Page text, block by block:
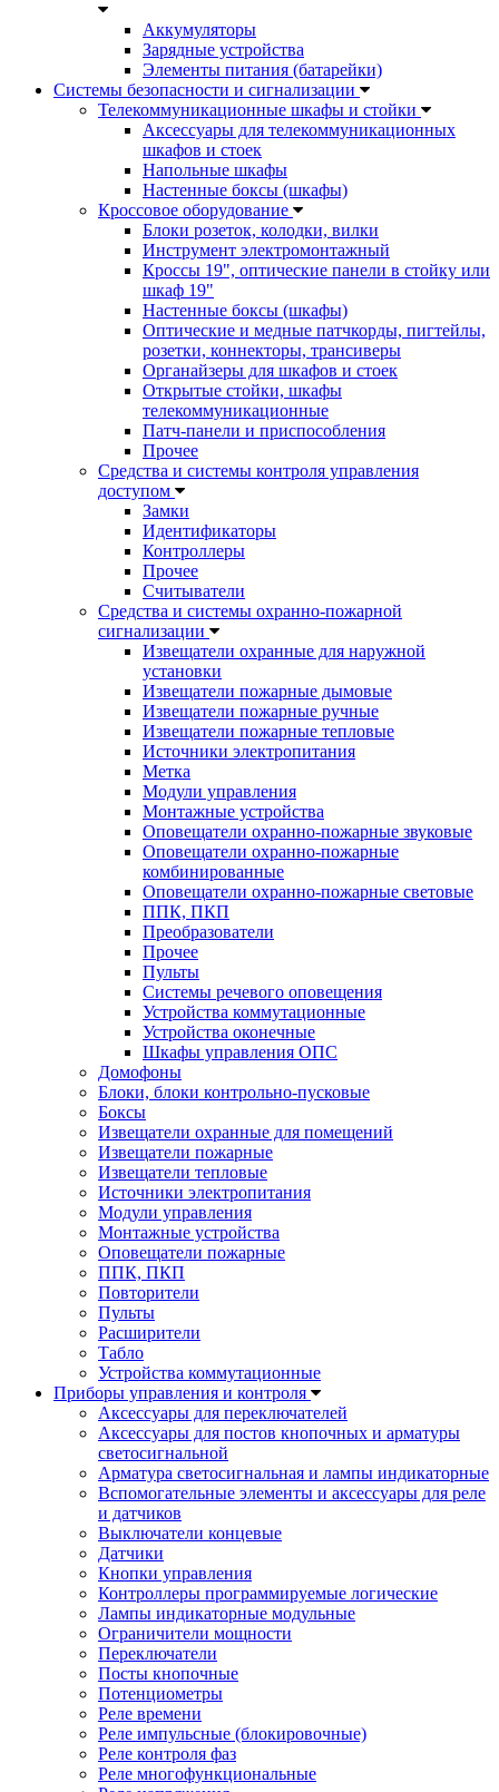
Аккумуляторы
Зарядные устройства
Элементы питания (батарейки)
Системы безопасности и сигнализации
Телекоммуникационные шкафы и стойки
Аксессуары для телекоммуникационных
шкафов и стоек
Напольные шкафы
Настенные боксы (шкафы)
Кроссовое оборудование
Блоки розеток, колодки, вилки
Инструмент электромонтажный
Кроссы 19", оптические панели в стойку или
шкаф 19"
Настенные боксы (шкафы)
Оптические и медные патчкорды, пигтейлы,
розетки, коннекторы, трансиверы
Органайзеры для шкафов и стоек
Открытые стойки, шкафы
телекоммуникационные
Патч-панели и приспособления
Прочее
Средства и системы контроля управления
доступом
Замки
Идентификаторы
Контроллеры
Прочее
Считыватели
Средства и системы охранно-пожарной
сигнализации
Извещатели охранные для наружной
установки
Извещатели пожарные дымовые
Извещатели пожарные ручные
Извещатели пожарные тепловые
Источники электропитания
Метка
Модули управления
Монтажные устройства
Оповещатели охранно-пожарные звуковые
Оповещатели охранно-пожарные
комбинированные
Оповещатели охранно-пожарные световые
ППК, ПКП
Преобразователи
Прочее
Пульты
Системы речевого оповещения
Устройства коммутационные
Устройства оконечные
Шкафы управления ОПС
Домофоны
Блоки, блоки контрольно-пусковые
Боксы
Извещатели охранные для помещений
Извещатели пожарные
Извещатели тепловые
Источники электропитания
Модули управления
Монтажные устройства
Оповещатели пожарные
ППК, ПКП
Повторители
Пульты
Расширители
Табло
Устройства коммутационные
Приборы управления и контроля
Аксессуары для переключателей
Аксессуары для постов кнопочных и арматуры
светосигнальной
Арматура светосигнальная и лампы индикаторные
Вспомогательные элементы и аксессуары для реле
и датчиков
Выключатели концевые
Датчики
Кнопки управления
Контроллеры программируемые логические
Лампы индикаторные модульные
Ограничители мощности
Переключатели
Посты кнопочные
Потенциометры
Реле времени
Реле импульсные (блокировочные)
Реле контроля фаз
Реле многофункциональные